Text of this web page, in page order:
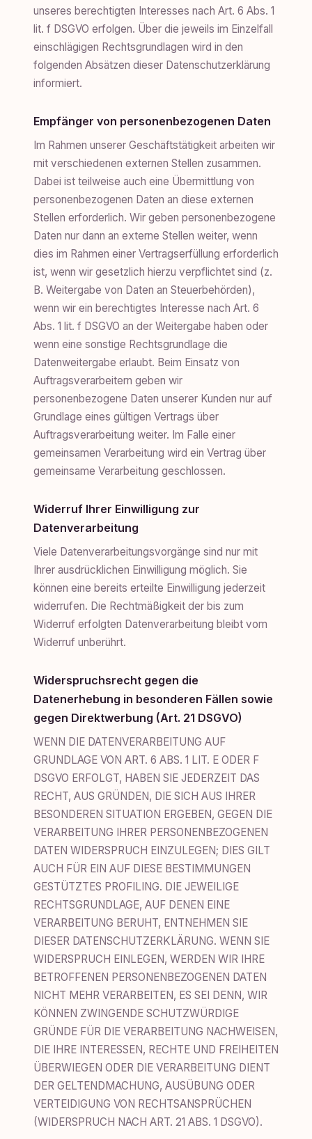
unseres berechtigten Interesses nach Art. 6 Abs. 1
lit. f DSGVO erfolgen. Über die jeweils im Einzelfall
einschlägigen Rechtsgrundlagen wird in den
folgenden Absätzen dieser Datenschutzerklärung
informiert.
Empfänger von personenbezogenen Daten
Im Rahmen unserer Geschäftstätigkeit arbeiten wir
mit verschiedenen externen Stellen zusammen.
Dabei ist teilweise auch eine Übermittlung von
personenbezogenen Daten an diese externen
Stellen erforderlich. Wir geben personenbezogene
Daten nur dann an externe Stellen weiter, wenn
dies im Rahmen einer Vertragserfüllung erforderlich
ist, wenn wir gesetzlich hierzu verpflichtet sind (z.
B. Weitergabe von Daten an Steuerbehörden),
wenn wir ein berechtigtes Interesse nach Art. 6
Abs. 1 lit. f DSGVO an der Weitergabe haben oder
wenn eine sonstige Rechtsgrundlage die
Datenweitergabe erlaubt. Beim Einsatz von
Auftragsverarbeitern geben wir
personenbezogene Daten unserer Kunden nur auf
Grundlage eines gültigen Vertrags über
Auftragsverarbeitung weiter. Im Falle einer
gemeinsamen Verarbeitung wird ein Vertrag über
gemeinsame Verarbeitung geschlossen.
Widerruf Ihrer Einwilligung zur
Datenverarbeitung
Viele Datenverarbeitungsvorgänge sind nur mit
Ihrer ausdrücklichen Einwilligung möglich. Sie
können eine bereits erteilte Einwilligung jederzeit
widerrufen. Die Rechtmäßigkeit der bis zum
Widerruf erfolgten Datenverarbeitung bleibt vom
Widerruf unberührt.
Widerspruchsrecht gegen die
Datenerhebung in besonderen Fällen sowie
gegen Direktwerbung (Art. 21 DSGVO)
WENN DIE DATENVERARBEITUNG AUF
GRUNDLAGE VON ART. 6 ABS. 1 LIT. E ODER F
DSGVO ERFOLGT, HABEN SIE JEDERZEIT DAS
RECHT, AUS GRÜNDEN, DIE SICH AUS IHRER
BESONDEREN SITUATION ERGEBEN, GEGEN DIE
VERARBEITUNG IHRER PERSONENBEZOGENEN
DATEN WIDERSPRUCH EINZULEGEN; DIES GILT
AUCH FÜR EIN AUF DIESE BESTIMMUNGEN
GESTÜTZTES PROFILING. DIE JEWEILIGE
RECHTSGRUNDLAGE, AUF DENEN EINE
VERARBEITUNG BERUHT, ENTNEHMEN SIE
DIESER DATENSCHUTZERKLÄRUNG. WENN SIE
WIDERSPRUCH EINLEGEN, WERDEN WIR IHRE
BETROFFENEN PERSONENBEZOGENEN DATEN
NICHT MEHR VERARBEITEN, ES SEI DENN, WIR
KÖNNEN ZWINGENDE SCHUTZWÜRDIGE
GRÜNDE FÜR DIE VERARBEITUNG NACHWEISEN,
DIE IHRE INTERESSEN, RECHTE UND FREIHEITEN
ÜBERWIEGEN ODER DIE VERARBEITUNG DIENT
DER GELTENDMACHUNG, AUSÜBUNG ODER
VERTEIDIGUNG VON RECHTSANSPRÜCHEN
(WIDERSPRUCH NACH ART. 21 ABS. 1 DSGVO).